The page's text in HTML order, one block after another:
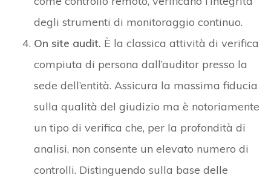
degli strumenti di monitoraggio continuo.
On site audit. È la classica attività di verifica
compiuta di persona dall’auditor presso la
sede dell’entità. Assicura la massima fiducia
sulla qualità del giudizio ma è notoriamente
un tipo di verifica che, per la profondità di
analisi, non consente un elevato numero di
controlli. Distinguendo sulla base delle